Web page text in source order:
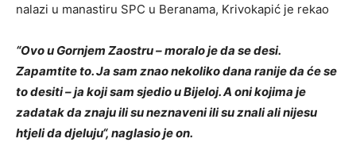
nalazi u manastiru SPC u Beranama, Krivokapić je rekao
“Ovo u Gornjem Zaostru – moralo je da se desi.
Zapamtite to. Ja sam znao nekoliko dana ranije da će se
to desiti – ja koji sam sjedio u Bijeloj. A oni kojima je
zadatak da znaju ili su neznaveni ili su znali ali nijesu
htjeli da djeluju“, naglasio je on.